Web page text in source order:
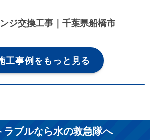
ジ交換工事｜千葉県船橋市
工事例をもっと見る
ラブルなら水の救急隊へ